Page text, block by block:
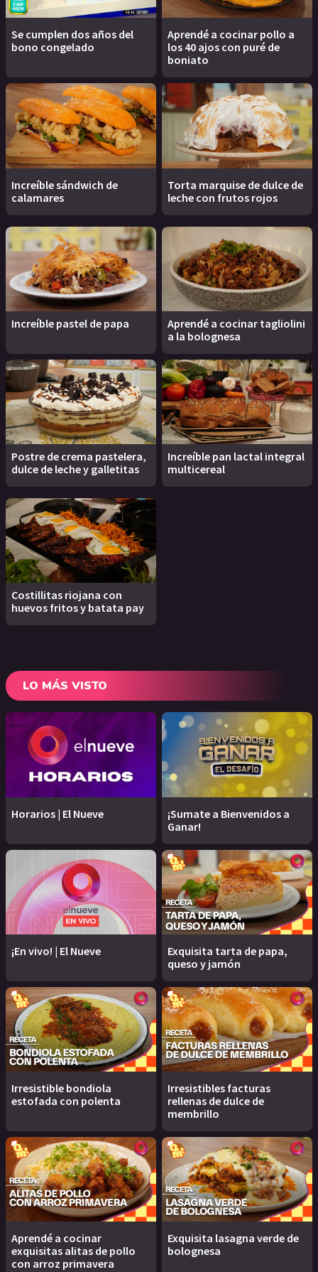
Se cumplen dos años del
bono congelado
Aprendé a cocinar pollo a
los 40 ajos con puré de
boniato
Increíble sándwich de
calamares
Torta marquise de dulce de
leche con frutos rojos
Increíble pastel de papa
Aprendé a cocinar tagliolini
a la bolognesa
Postre de crema pastelera,
dulce de leche y galletitas
Increíble pan lactal integral
multicereal
Costillitas riojana con
huevos fritos y batata pay
LO MÁS VISTO
Horarios | El Nueve
¡Sumate a Bienvenidos a
Ganar!
¡En vivo! | El Nueve
Exquisita tarta de papa,
queso y jamón
Irresistible bondiola
estofada con polenta
Irresistibles facturas
rellenas de dulce de
membrillo
Aprendé a cocinar
exquisitas alitas de pollo
con arroz primavera
Exquisita lasagna verde de
bolognesa